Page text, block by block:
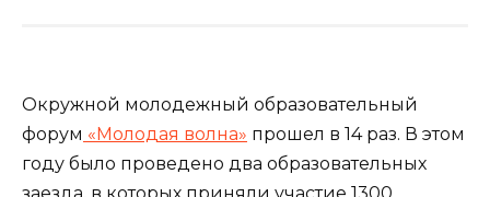
Окружной молодежный образовательный
форум «Молодая волна» прошел в 14 раз. В этом
году было проведено два образовательных